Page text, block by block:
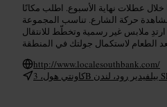
عطلات نهاية الأسبوع. اطلب مكانًا
حركة الشارع. تناسب المجموعة
ارتدِ ملابس غير رسمية وتخطّط للانتقال
http://www.localesouthbank.com/